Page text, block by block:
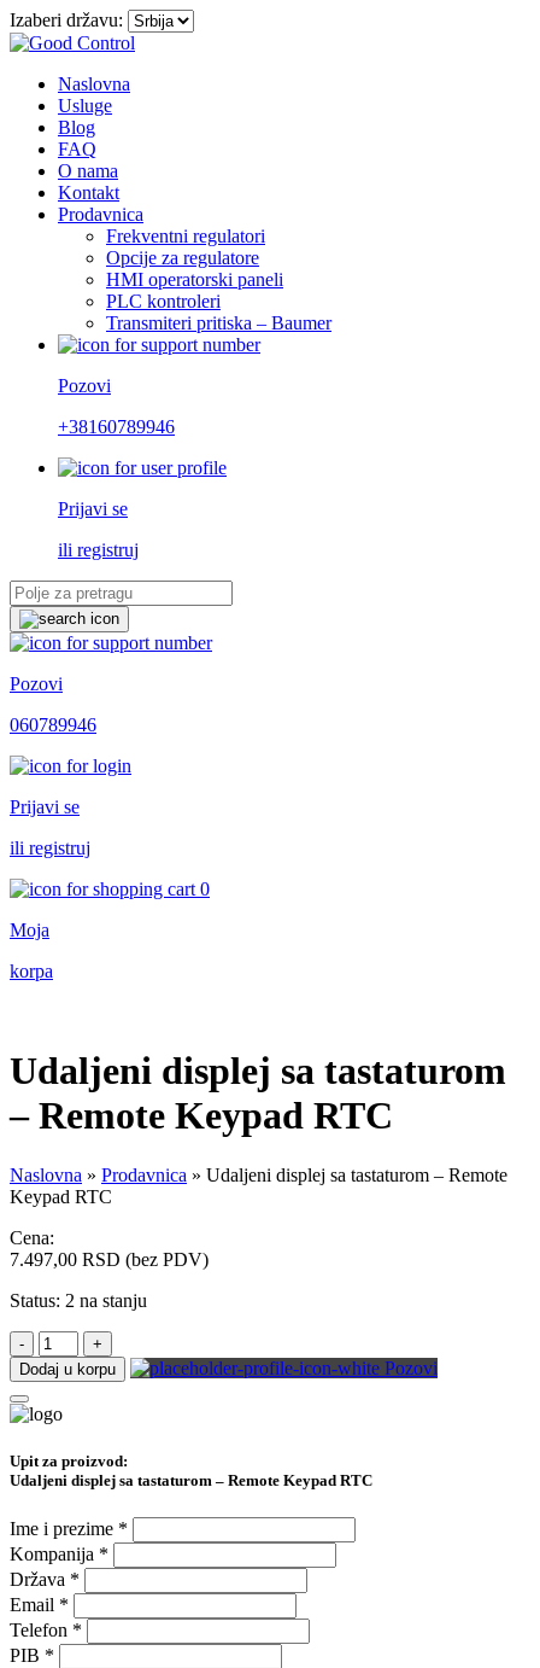
Izaberi državu:
Naslovna
Usluge
Blog
FAQ
O nama
Kontakt
Prodavnica
Frekventni regulatori
Opcije za regulatore
HMI operatorski paneli
PLC kontroleri
Transmiteri pritiska – Baumer
Pozovi
+38160789946
Prijavi se
ili registruj
Pozovi
060789946
Prijavi se
ili registruj
0
Moja
korpa
Udaljeni displej sa tastaturom
– Remote Keypad RTC
Naslovna » Prodavnica » Udaljeni displej sa tastaturom – Remote
Keypad RTC
Cena:
7.497,00 RSD (bez PDV)
Status: 2 na stanju
-
+
Dodaj u korpu
Pozovi
Upit za proizvod:
Udaljeni displej sa tastaturom – Remote Keypad RTC
Ime i prezime *
Kompanija *
Država *
Email *
Telefon *
PIB *